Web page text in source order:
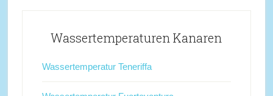
Wassertemperaturen Kanaren
Wassertemperatur Teneriffa